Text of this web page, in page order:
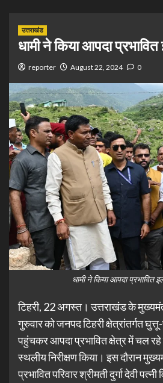
उत्तराखंड
धामी ने किया आपदा प्रभावित
reporter August 22, 2024 0
धामी ने किया आपदा प्रभावित
टिहरी, 22 अगस्त। उत्तराखंड के
गुरुवार को जनपद टिहरी क्षेत्रांतर्गत
पहुंचकर आपदा प्रभावित क्षेत्र में चल रहे
स्थलीय निरीक्षण किया। इस दौरान
प्रभावित परिवार श्रीमती दुर्गा देवी